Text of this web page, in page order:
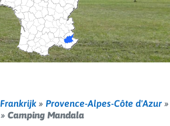
Frankrijk » Provence-Alpes-Côte d'Azur »
» Camping Mandala